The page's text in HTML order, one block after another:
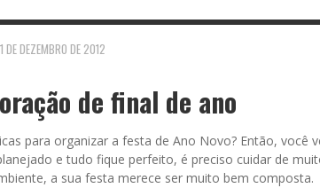
DE DEZEMBRO DE 2012
de final de ano
para organizar a festa de Ano Novo? Então, você
e tudo fique perfeito, é preciso cuidar de
a sua festa merece ser muito bem composta.